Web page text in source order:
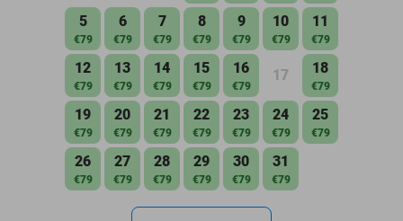
5
€79
6
€79
7
€79
8
€79
9
€79
10
€79
11
€79
12
€79
13
€79
14
€79
15
€79
16
€79
17 18
€79
19
€79
20
€79
21
€79
22
€79
23
€79
24
€79
25
€79
26
€79
27
€79
28
€79
29
€79
30
€79
31
€79